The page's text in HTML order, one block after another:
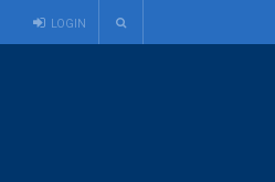
LOGIN